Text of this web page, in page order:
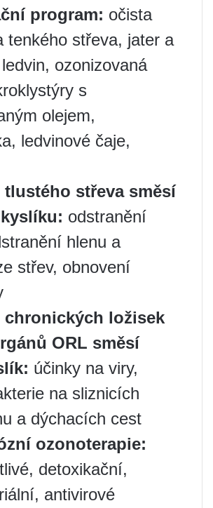
program: očista
tenkého střeva, jater a
ozonizovaná
s
olejem,
ledvinové čaje,
tlustého střeva směsí
odstranění
hlenu a
střev, obnovení
chronických ložisek
ORL směsí
účinky na viry,
na sliznicích
a dýchacích cest
ozonoterapie:
detoxikační,
antivirové